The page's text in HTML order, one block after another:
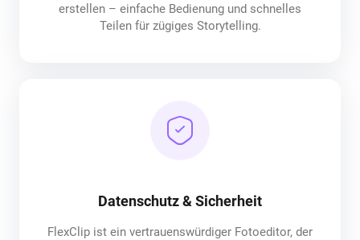
erstellen – einfache Bedienung und schnelles
Teilen für zügiges Storytelling.
Datenschutz & Sicherheit
FlexClip ist ein vertrauenswürdiger Fotoeditor, der